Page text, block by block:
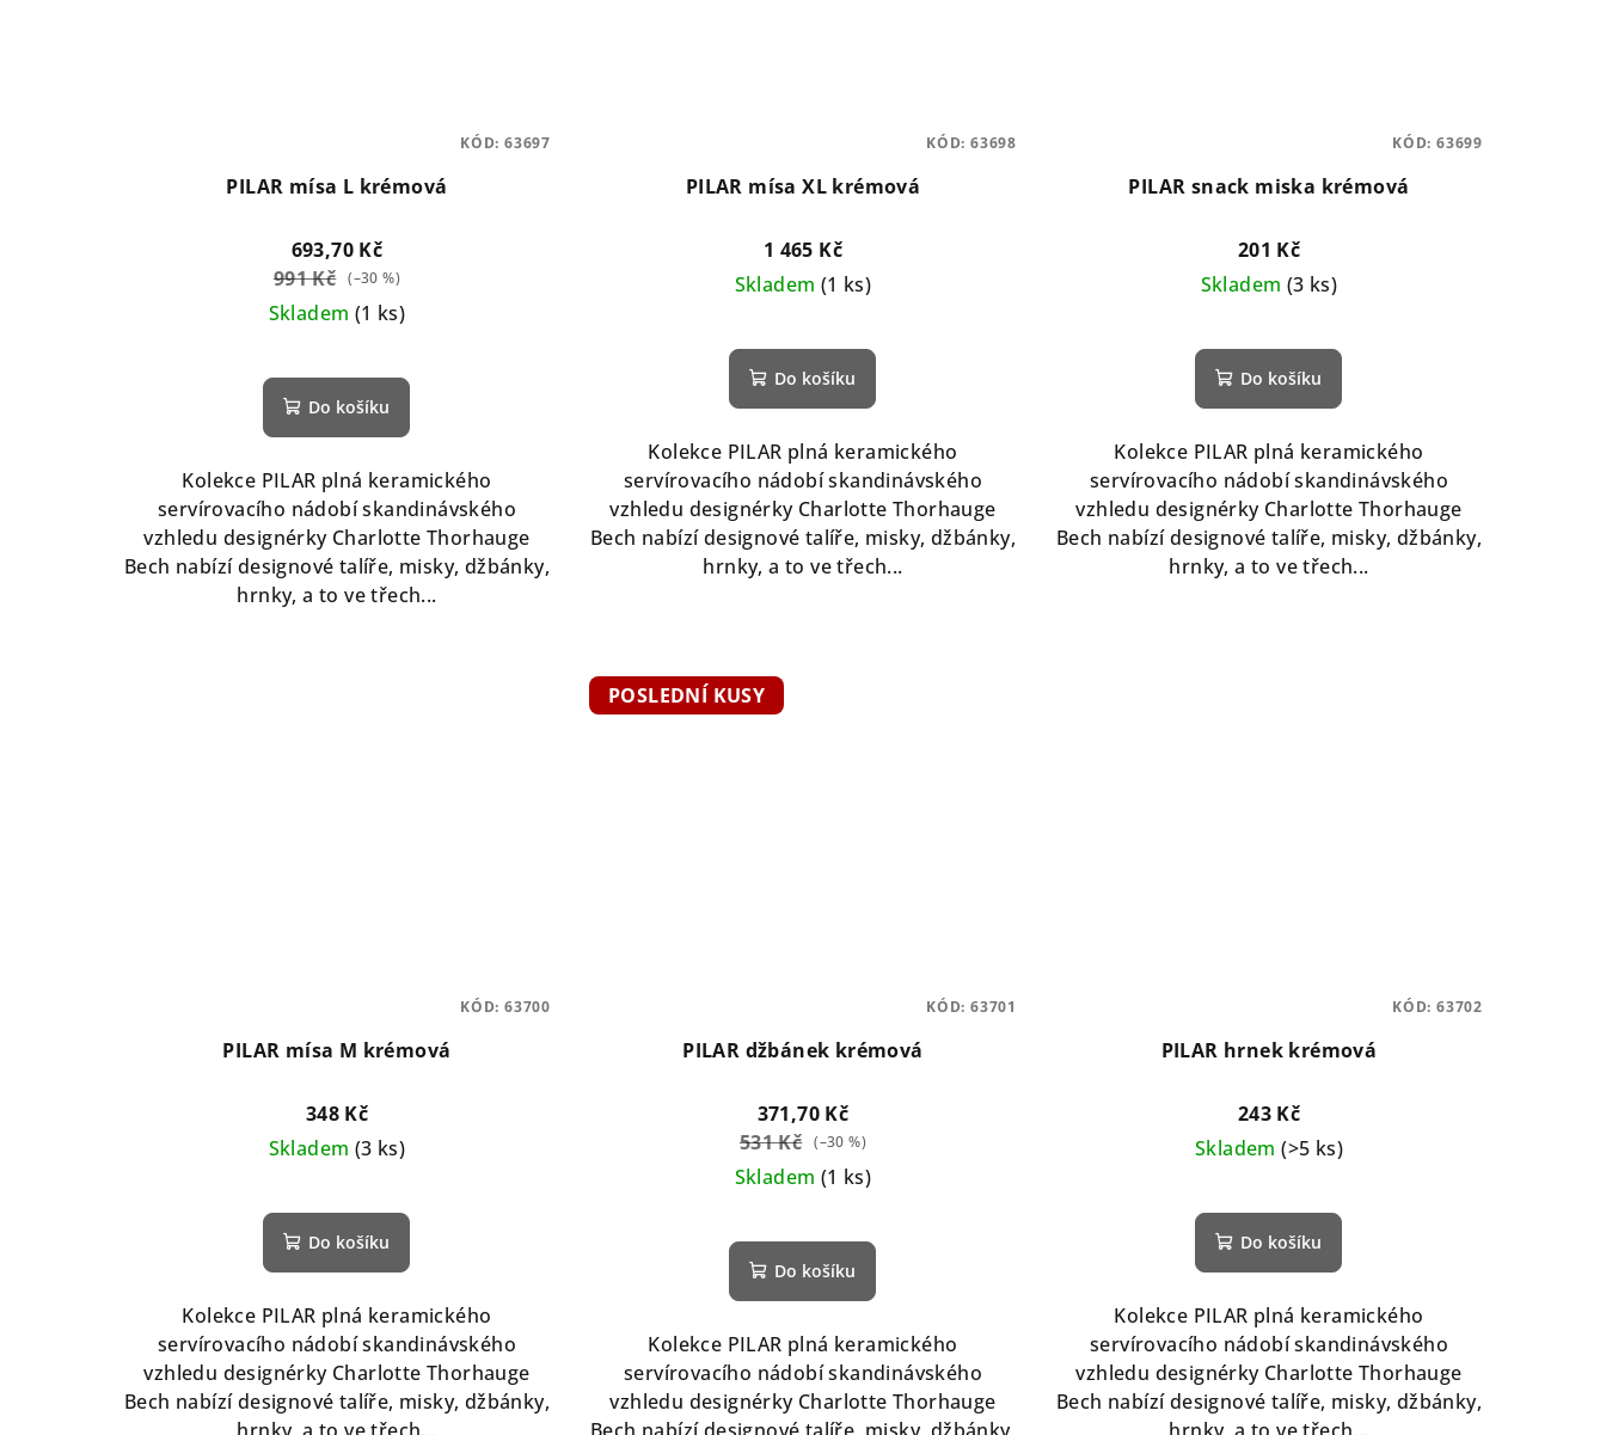
PILAR mísa L krémová
693,70 Kč
991 Kč (–30 %)
Skladem (1 ks)
Do košíku
Kolekce PILAR plná keramického
servírovacího nádobí skandinávského
vzhledu designérky Charlotte Thorhauge
Bech nabízí designové talíře, misky, džbánky,
hrnky, a to ve třech...
KÓD: 63697
PILAR mísa XL krémová
1 465 Kč
Skladem (1 ks)
Do košíku
Kolekce PILAR plná keramického
servírovacího nádobí skandinávského
vzhledu designérky Charlotte Thorhauge
Bech nabízí designové talíře, misky, džbánky,
hrnky, a to ve třech...
KÓD: 63698
PILAR snack miska krémová
201 Kč
Skladem (3 ks)
Do košíku
Kolekce PILAR plná keramického
servírovacího nádobí skandinávského
vzhledu designérky Charlotte Thorhauge
Bech nabízí designové talíře, misky, džbánky,
hrnky, a to ve třech...
KÓD: 63699
PILAR mísa M krémová
348 Kč
Skladem (3 ks)
Do košíku
Kolekce PILAR plná keramického
servírovacího nádobí skandinávského
vzhledu designérky Charlotte Thorhauge
Bech nabízí designové talíře, misky, džbánky,
KÓD: 63700
POSLEDNÍ KUSY
PILAR džbánek krémová
371,70 Kč
531 Kč (–30 %)
Skladem (1 ks)
Do košíku
Kolekce PILAR plná keramického
servírovacího nádobí skandinávského
vzhledu designérky Charlotte Thorhauge
KÓD: 63701
PILAR hrnek krémová
243 Kč
Skladem(>5 ks)
Do košíku
Kolekce PILAR plná keramického
servírovacího nádobí skandinávského
vzhledu designérky Charlotte Thorhauge
Bech nabízí designové talíře, misky, džbánky,
KÓD: 63702